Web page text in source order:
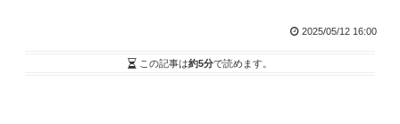
2025/05/12 16:00
この記事は約5分で読めます。